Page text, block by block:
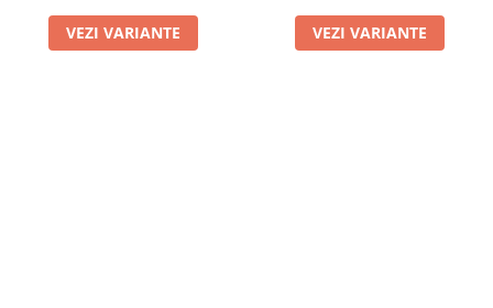
VEZI VARIANTE VEZI VARIANTE